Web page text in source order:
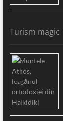
Turism magic